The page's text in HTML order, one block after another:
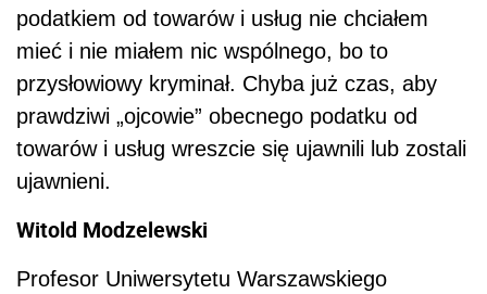
podatkiem od towarów i usług nie chciałem
mieć i nie miałem nic wspólnego, bo to
przysłowiowy kryminał. Chyba już czas, aby
prawdziwi „ojcowie” obecnego podatku od
towarów i usług wreszcie się ujawnili lub zostali
ujawnieni.
Witold Modzelewski
Profesor Uniwersytetu Warszawskiego